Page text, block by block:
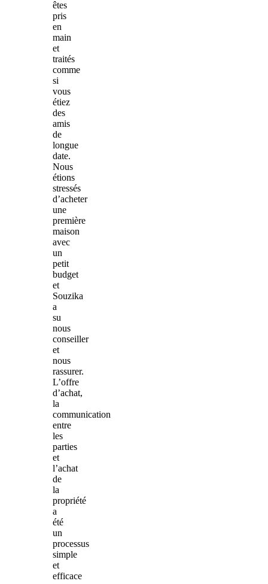
êtes
pris
en
main
et
traités
comme
si
vous
étiez
des
amis
de
longue
date.
Nous
étions
stressés
d’acheter
une
première
maison
avec
un
petit
budget
et
Souzika
a
su
nous
conseiller
et
nous
rassurer.
L’offre
d’achat,
la
communication
entre
les
parties
et
l’achat
de
la
propriété
a
été
un
processus
simple
et
efficace